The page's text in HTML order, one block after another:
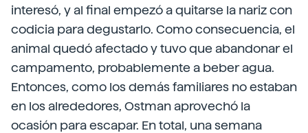
interesó, y al final empezó a quitarse la nariz con
codicia para degustarlo. Como consecuencia, el
animal quedó afectado y tuvo que abandonar el
campamento, probablemente a beber agua.
Entonces, como los demás familiares no estaban
en los alrededores, Ostman aprovechó la
ocasión para escapar. En total, una semana